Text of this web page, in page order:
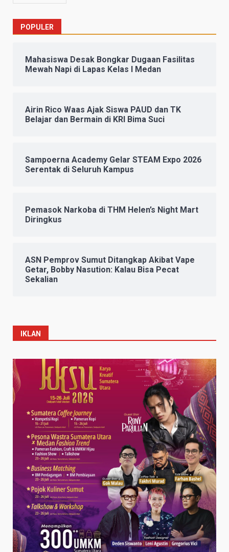
POPULER
Mahasiswa Desak Bongkar Dugaan Fasilitas
Mewah Napi di Lapas Kelas I Medan
Airin Rico Waas Ajak Siswa PAUD dan TK
Belajar dan Bermain di KRI Bima Suci
Sampoerna Academy Gelar STEAM Expo 2026
Serentak di Seluruh Kampus
Pemasok Narkoba di THM Helen’s Night Mart
Diringkus
ASN Pemprov Sumut Ditangkap Akibat Vape
Getar, Bobby Nasution: Kalau Bisa Pecat
Sekalian
IKLAN